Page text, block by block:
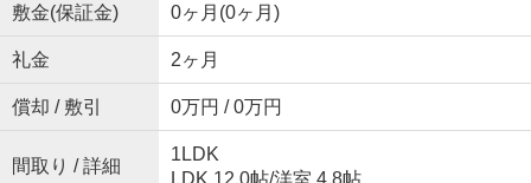
敷金(保証金) 0ヶ月(0ヶ月)
礼金 2ヶ月
償却 / 敷引 0万円 / 0万円
間取り / 詳細
1LDK
LDK 12.0帖/洋室 4.8帖